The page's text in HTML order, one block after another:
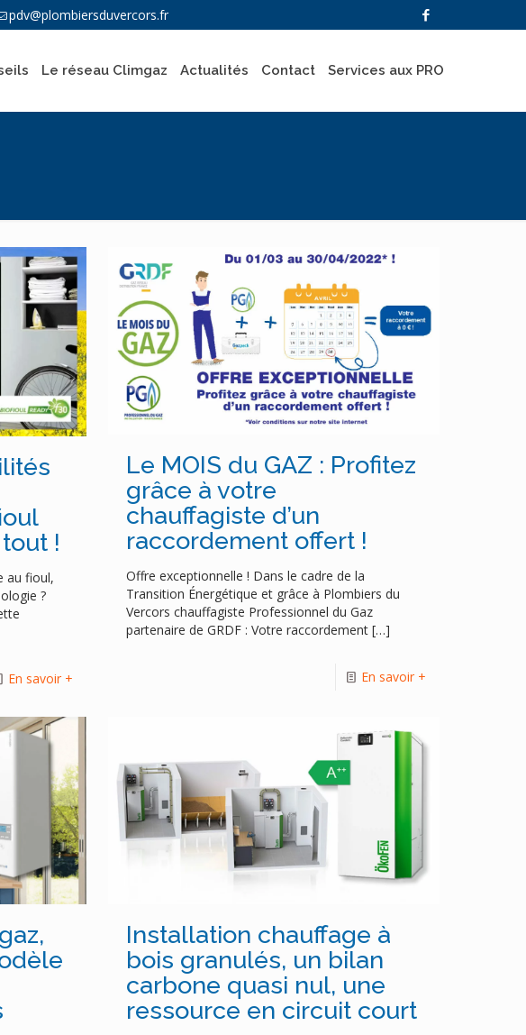
pdv@plombiersduvercors.fr
Le réseau Climgaz Actualités Contact Services aux PRO
!
au fioul,
?
En savoir +
Le MOIS du GAZ : Profitez
grâce à votre
chauffagiste d’un
raccordement offert !
Offre exceptionnelle ! Dans le cadre de la
Transition Énergétique et grâce à Plombiers du
Vercors chauffagiste Professionnel du Gaz
partenaire de GRDF : Votre raccordement[…]
En savoir +
Installation chauffage à
bois granulés, un bilan
carbone quasi nul, une
ressource en circuit court